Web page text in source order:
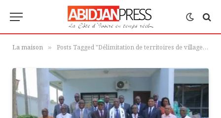
La maison » Posts Tagged "Délimitation de territoires de villages (DTV)"